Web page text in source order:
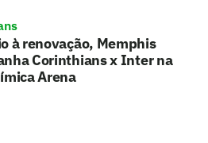
à renovação, Memphis
Corinthians x Inter na
Arena